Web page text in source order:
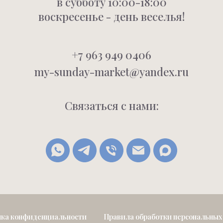
воскресенье - день веселья!
+7 963 949 0406
my-sunday-market@yandex.ru
Связаться с нами:
конфиденциальности
Правила обработки